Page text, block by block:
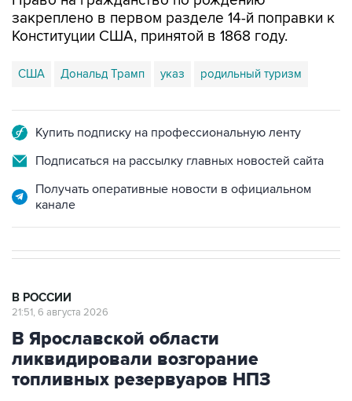
закреплено в первом разделе 14-й поправки к
Конституции США, принятой в 1868 году.
США Дональд Трамп указ родильный туризм
Купить подписку на профессиональную ленту
Подписаться на рассылку главных новостей сайта
Получать оперативные новости в официальном
канале
В РОССИИ
21:51, 6 августа 2026
В Ярославской области
ликвидировали возгорание
топливных резервуаров НПЗ